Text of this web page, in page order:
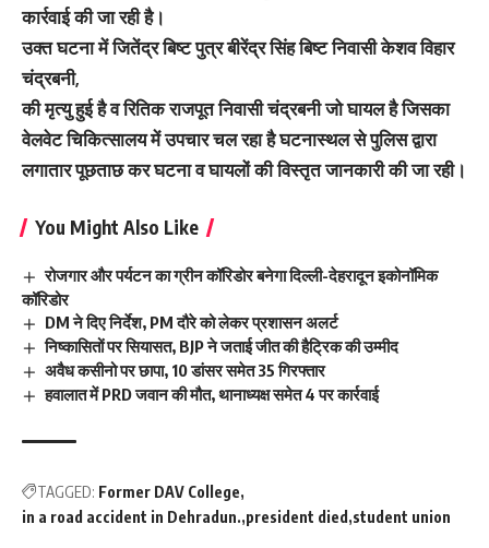
कार्रवाई की जा रही है।
उक्त घटना में जितेंद्र बिष्ट पुत्र बीरेंद्र सिंह बिष्ट निवासी केशव विहार
चंद्रबनी,
की मृत्यु हुई है व रितिक राजपूत निवासी चंद्रबनी जो घायल है जिसका
वेलवेट चिकित्सालय में उपचार चल रहा है घटनास्थल से पुलिस द्वारा
लगातार पूछताछ कर घटना व घायलों की विस्तृत जानकारी की जा रही।
You Might Also Like
रोजगार और पर्यटन का ग्रीन कॉरिडोर बनेगा दिल्ली-देहरादून इकोनॉमिक
कॉरिडोर
DM ने दिए निर्देश, PM दौरे को लेकर प्रशासन अलर्ट
निष्कासितों पर सियासत, BJP ने जताई जीत की हैट्रिक की उम्मीद
अवैध कसीनो पर छापा, 10 डांसर समेत 35 गिरफ्तार
हवालात में PRD जवान की मौत, थानाध्यक्ष समेत 4 पर कार्रवाई
TAGGED: Former DAV College
in a road accident in Dehradun. president died student union